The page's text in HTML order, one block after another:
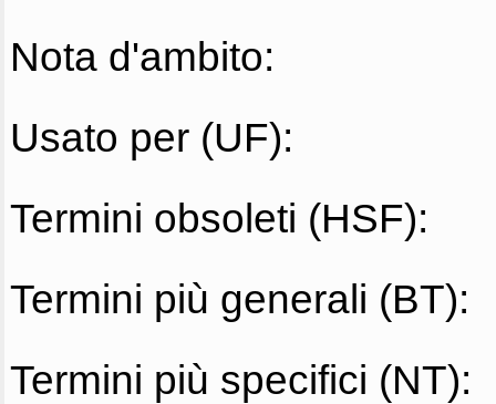
Nota d'ambito:
Usato per (UF):
Termini obsoleti (HSF):
Termini più generali (BT):
Termini più specifici (NT):